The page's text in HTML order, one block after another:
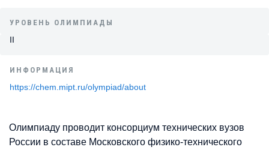
УРОВЕНЬ ОЛИМПИАДЫ
II
ИНФОРМАЦИЯ
https://chem.mipt.ru/olympiad/about
Олимпиаду проводит консорциум технических вузов
России в составе Московского физико-технического